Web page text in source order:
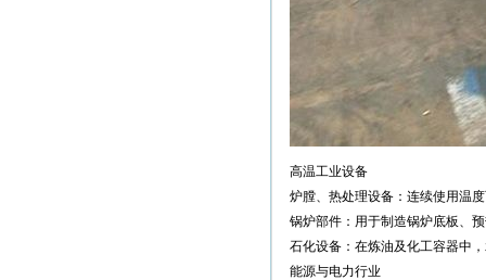
高温工业设备
炉膛、热处理设备：连续使用温
锅炉部件：用于制造锅炉底板、
石化设备：在炼油及化工容器中
能源与电力行业